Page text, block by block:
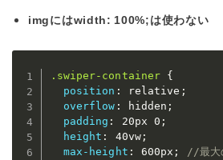
imgにはwidth: 100%;は使わない
.swiper-container {
position : relative ;
overflow : hidden ;
padding : 20px 0 ;
height : 40vw;
max-height : 600px ;
//最大